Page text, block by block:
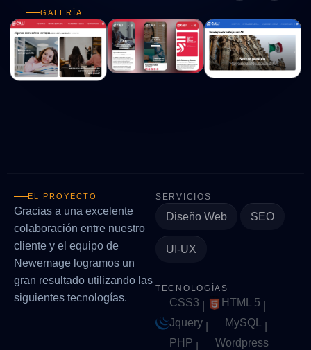
GALERÍA
EL PROYECTO
Gracias a una excelente
colaboración entre nuestro
cliente y el equipo de
Newemage logramos un
gran resultado utilizando las
siguientes tecnologías.
SERVICIOS
Diseño Web SEO
UI-UX
TECNOLOGÍAS
CSS3 HTML 5
Jquery
MySQL
PHP
Wordpress